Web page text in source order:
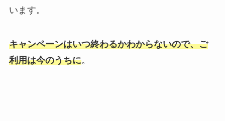
います。
キャンペーンはいつ終わるかわからないので、ご
利用は今のうちに。